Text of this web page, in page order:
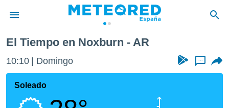
de
por
El Tiempo en Noxburn - AR
10:10 Domingo ...
Soleado